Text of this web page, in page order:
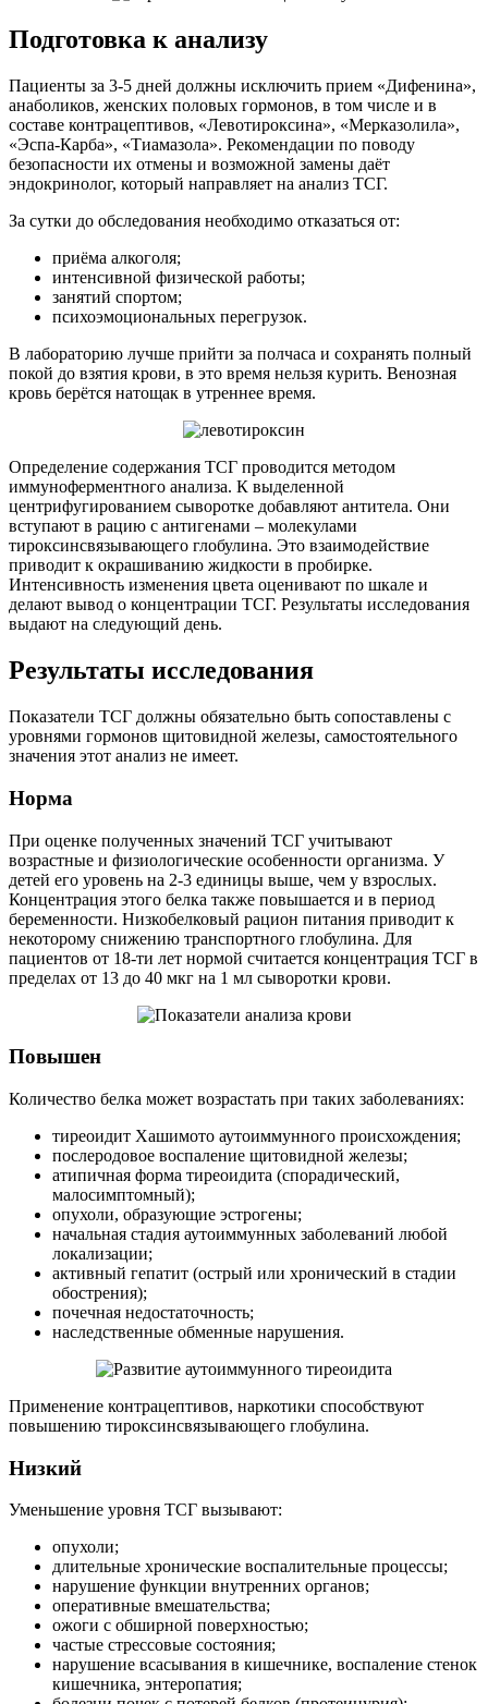
Подготовка к анализу
Пациенты за 3-5 дней должны исключить прием «Дифенина»,
анаболиков, женских половых гормонов, в том числе и в
составе контрацептивов, «Левотироксина», «Мерказолила»,
«Эспа-Карба», «Тиамазола». Рекомендации по поводу
безопасности их отмены и возможной замены даёт
эндокринолог, который направляет на анализ ТСГ.
За сутки до обследования необходимо отказаться от:
приёма алкоголя;
интенсивной физической работы;
занятий спортом;
психоэмоциональных перегрузок.
В лабораторию лучше прийти за полчаса и сохранять полный
покой до взятия крови, в это время нельзя курить. Венозная
кровь берётся натощак в утреннее время.
Определение содержания ТСГ проводится методом
иммуноферментного анализа. К выделенной
центрифугированием сыворотке добавляют антитела. Они
вступают в рацию с антигенами – молекулами
тироксинсвязывающего глобулина. Это взаимодействие
приводит к окрашиванию жидкости в пробирке.
Интенсивность изменения цвета оценивают по шкале и
делают вывод о концентрации ТСГ. Результаты исследования
выдают на следующий день.
Результаты исследования
Показатели ТСГ должны обязательно быть сопоставлены с
уровнями гормонов щитовидной железы, самостоятельного
значения этот анализ не имеет.
Норма
При оценке полученных значений ТСГ учитывают
возрастные и физиологические особенности организма. У
детей его уровень на 2-3 единицы выше, чем у взрослых.
Концентрация этого белка также повышается и в период
беременности. Низкобелковый рацион питания приводит к
некоторому снижению транспортного глобулина. Для
пациентов от 18-ти лет нормой считается концентрация ТСГ в
пределах от 13 до 40 мкг на 1 мл сыворотки крови.
Повышен
Количество белка может возрастать при таких заболеваниях:
тиреоидит Хашимото аутоиммунного происхождения;
послеродовое воспаление щитовидной железы;
атипичная форма тиреоидита (спорадический,
малосимптомный);
опухоли, образующие эстрогены;
начальная стадия аутоиммунных заболеваний любой
локализации;
активный гепатит (острый или хронический в стадии
обострения);
почечная недостаточность;
наследственные обменные нарушения.
Применение контрацептивов, наркотики способствуют
повышению тироксинсвязывающего глобулина.
Низкий
Уменьшение уровня ТСГ вызывают:
опухоли;
длительные хронические воспалительные процессы;
нарушение функции внутренних органов;
оперативные вмешательства;
ожоги с обширной поверхностью;
частые стрессовые состояния;
нарушение всасывания в кишечнике, воспаление стенок
кишечника, энтеропатия;